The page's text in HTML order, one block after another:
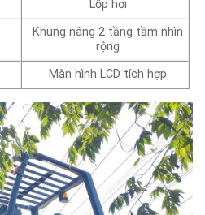
Lốp hơi
Khung nâng 2 tầng tầm nhìn
rộng
Màn hình LCD tích hợp